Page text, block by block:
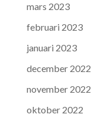
mars 2023
februari 2023
januari 2023
december 2022
november 2022
oktober 2022